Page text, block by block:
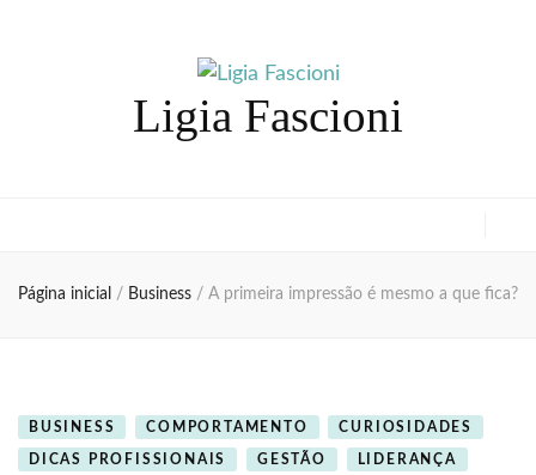
Ligia Fascioni
Página inicial / Business / A primeira impressão é mesmo a que fica?
BUSINESS COMPORTAMENTO CURIOSIDADES
DICAS PROFISSIONAIS GESTÃO LIDERANÇA